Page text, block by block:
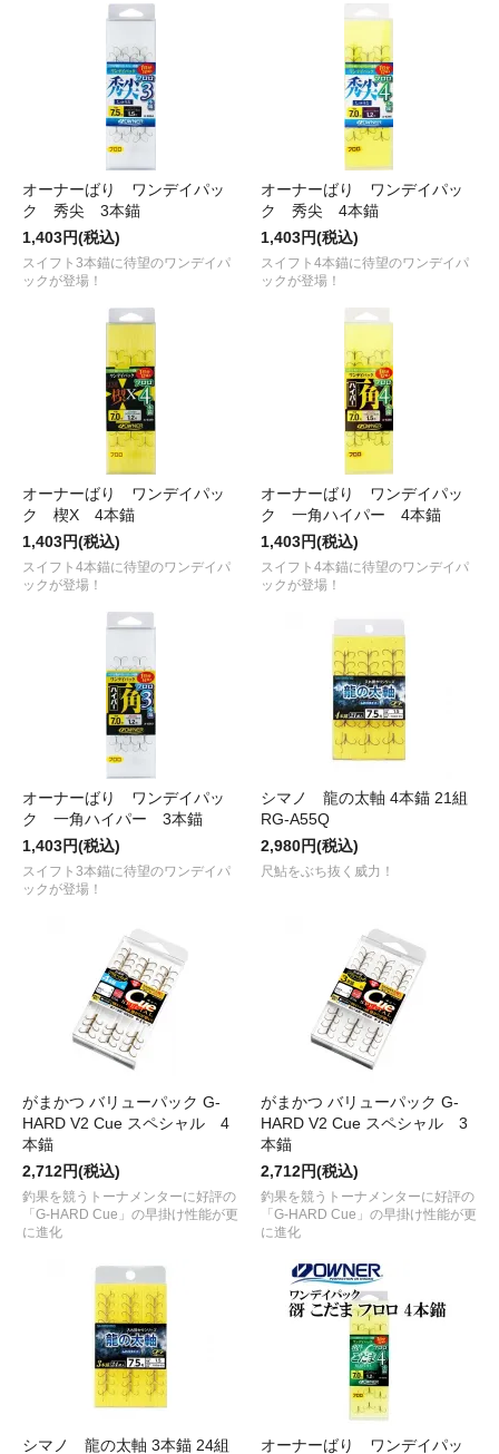
オーナーばり ワンデイパッ
ク 秀尖 3本錨
1,403円(税込)
スイフト3本錨に待望のワンデイパ
ックが登場！
オーナーばり ワンデイパッ
ク 秀尖 4本錨
1,403円(税込)
スイフト4本錨に待望のワンデイパ
ックが登場！
オーナーばり ワンデイパッ
ク 楔X 4本錨
1,403円(税込)
スイフト4本錨に待望のワンデイパ
ックが登場！
オーナーばり ワンデイパッ
ク 一角ハイパー 4本錨
1,403円(税込)
スイフト4本錨に待望のワンデイパ
ックが登場！
オーナーばり ワンデイパッ
ク 一角ハイパー 3本錨
1,403円(税込)
スイフト3本錨に待望のワンデイパ
ックが登場！
シマノ 龍の太軸 4本錨 21組
RG-A55Q
2,980円(税込)
尺鮎をぶち抜く威力！
がまかつ バリューパック G-
HARD V2 Cue スペシャル 4
本錨
2,712円(税込)
釣果を競うトーナメンターに好評の
「G-HARD Cue」の早掛け性能が更
に進化
がまかつ バリューパック G-
HARD V2 Cue スペシャル 3
本錨
2,712円(税込)
釣果を競うトーナメンターに好評の
「G-HARD Cue」の早掛け性能が更
に進化
シマノ 龍の太軸 3本錨 24組
オーナーばり ワンデイパッ